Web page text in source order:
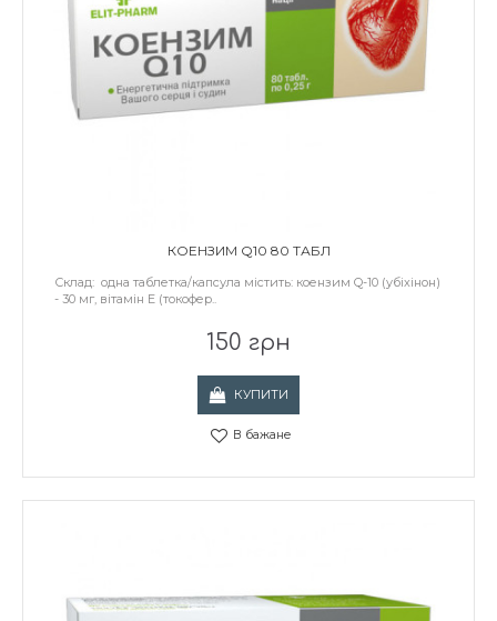
КОЕНЗИМ Q10 80 ТАБЛ
Склад: одна таблетка/капсула містить: коензим Q-10 (убіхінон)
- 30 мг, вітамін Е (токофер..
150 грн
КУПИТИ
В бажане